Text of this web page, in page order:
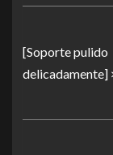
[Soporte pulido
delicadamente]